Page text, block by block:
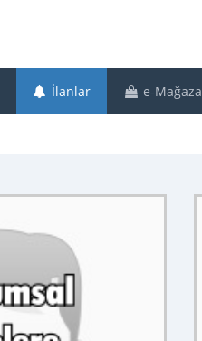
İlanlar e-Mağaza